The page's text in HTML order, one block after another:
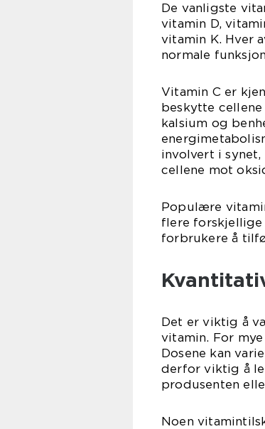
De vanligste
vitamin D,
vitamin K. Hver
normale
Vitamin C er
beskytte
kalsium og
involvert i
cellene mot
Populære
flere
forbrukere å
Det er viktig å
vitamin. For
Dosene kan
derfor viktig å
produsenten
Noen